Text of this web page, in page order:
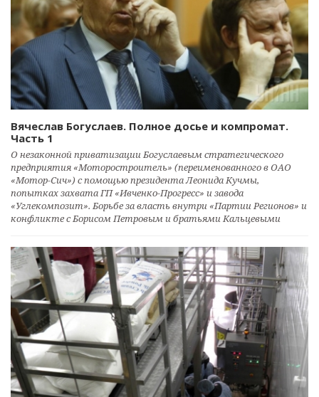
Вячеслав Богуслаев. Полное досье и компромат.
Часть 1
О незаконной приватизации Богуслаевым стратегического
предприятия «Моторостроитель» (переименованного в ОАО
«Мотор-Сич») с помощью президента Леонида Кучмы,
попытках захвата ГП «Ивченко-Прогресс» и завода
«Углекомпозит». Борьбе за власть внутри «Партии Регионов» и
конфликте с Борисом Петровым и братьями Кальцевыми